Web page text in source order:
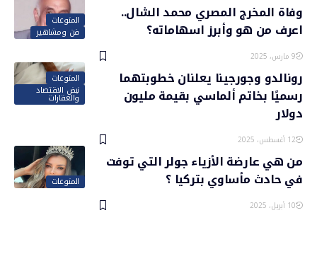
المنوعات
فن ومشاهير
وفاة المخرج المصري محمد الشال..
اعرف من هو وأبرز اسهاماته؟
9 مارس، 2025
المنوعات
نبض الاقتصاد
والعقارات
رونالدو وجورجينا يعلنان خطوبتهما
رسميًا بخاتم ألماسي بقيمة مليون
دولار
12 أغسطس، 2025
المنوعات
من هي عارضة الأزياء جولر التي توفت
في حادث مأساوي بتركيا ؟
10 أبريل، 2025